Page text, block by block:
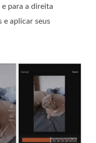
e para a direita
e aplicar seus